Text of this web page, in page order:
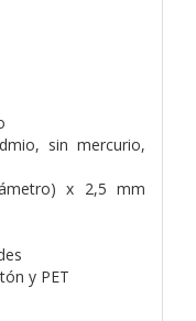
sin mercurio,
x 2,5 mm
y PET